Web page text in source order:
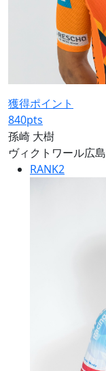
獲得ポイント
840pts
孫崎 大樹
ヴィクトワール広島
RANK2